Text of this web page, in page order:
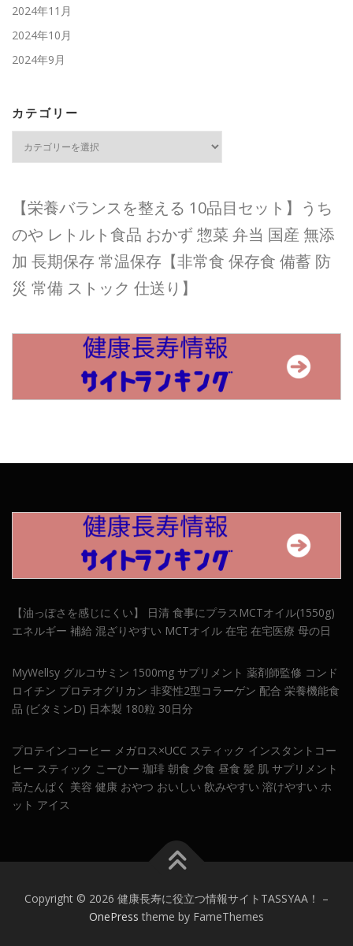
2024年11月
2024年10月
2024年9月
カテゴリー
【栄養バランスを整える 10品目セット】うち
のや レトルト食品 おかず 惣菜 弁当 国産 無添
加 長期保存 常温保存【非常食 保存食 備蓄 防
災 常備 ストック 仕送り】
【油っぽさを感じにくい】 日清 食事にプラスMCTオイル(1550g)
エネルギー 補給 混ざりやすい MCTオイル 在宅 在宅医療 母の日
MyWellsy グルコサミン 1500mg サプリメント 薬剤師監修 コンド
ロイチン プロテオグリカン 非変性2型コラーゲン 配合 栄養機能食
品 (ビタミンD) 日本製 180粒 30日分
プロテインコーヒー メガロス×UCC スティック インスタントコー
ヒー スティック こーひー 珈琲 朝食 夕食 昼食 髪 肌 サプリメント
高たんぱく 美容 健康 おやつ おいしい 飲みやすい 溶けやすい ホ
ット アイス
Copyright © 2026 健康長寿に役立つ情報サイトTASSYAA！ –
OnePress theme by FameThemes